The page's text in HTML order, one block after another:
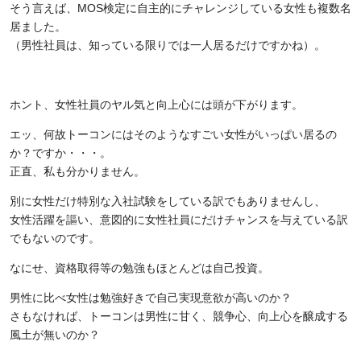
そう言えば、 MOS検定に自主的にチャレンジしている女性も複数名
居ました。
（男性社員は、知っている限りでは一人居るだけですかね）。
ホント、女性社員のヤル気と向上心には頭が下がります。
エッ、何故トーコンにはそのようなすごい女性がいっぱい居るの
か？ですか・・・。
正直、私も分かりません。
別に女性だけ特別な入社試験をしている訳でもありませんし、
女性活躍を謳い、意図的に女性社員にだけチャンスを与えている訳
でもないのです。
なにせ、資格取得等の勉強もほとんどは自己投資。
男性に比べ女性は勉強好きで自己実現意欲が高いのか？
さもなければ、トーコンは男性に甘く、競争心、向上心を醸成する
風土が無いのか？